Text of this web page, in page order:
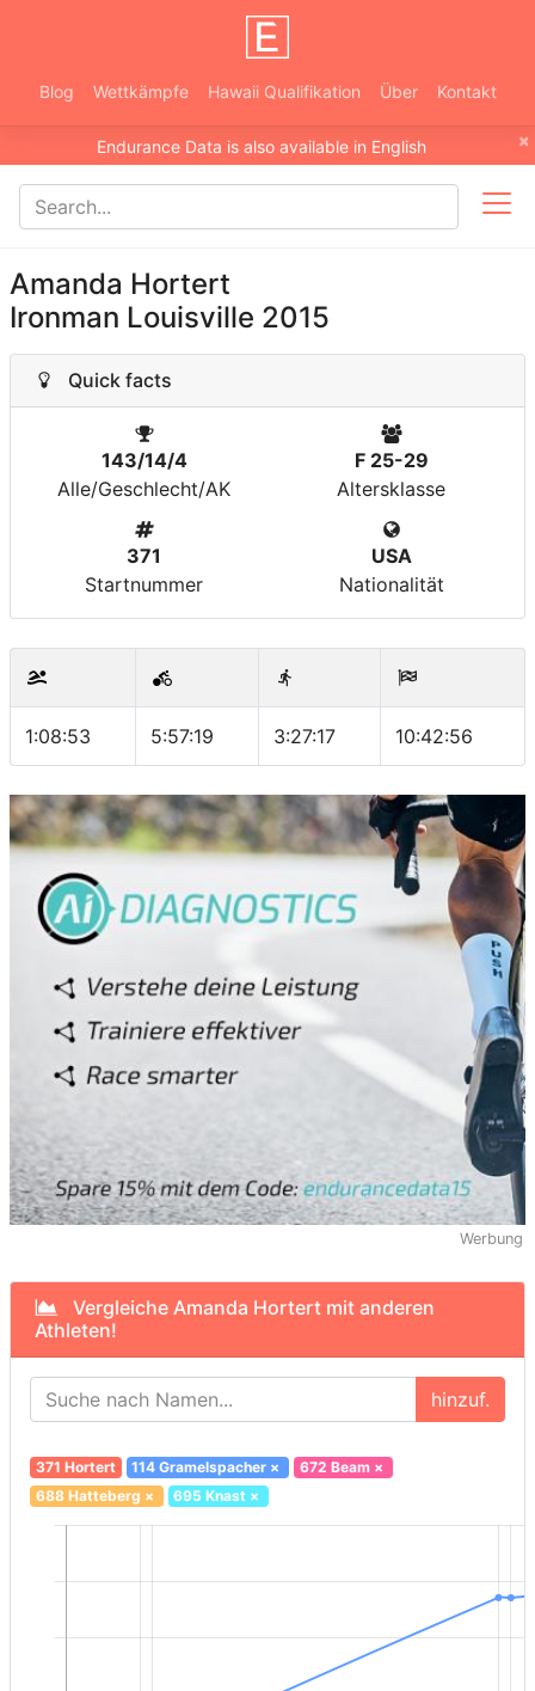
Blog Wettkämpfe Hawaii Qualifikation Über Kontakt
×
Endurance Data is also available in English
Amanda Hortert
Ironman Louisville 2015
Quick facts
143/14/4
Alle/Geschlecht/AK
F 25-29
Altersklasse
371
Startnummer
USA
Nationalität
1:08:53 5:57:19 3:27:17 10:42:56
Werbung
Vergleiche Amanda Hortert mit anderen
Athleten!
hinzuf.
371 Hortert 114 Gramelspacher × 672 Beam×
688 Hatteberg × 695 Knast ×